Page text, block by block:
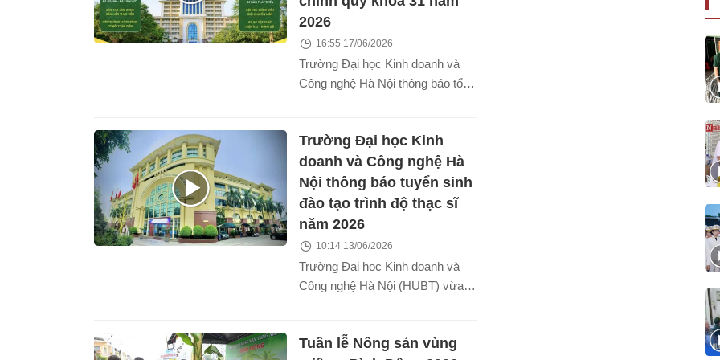
hội học tập, nghiên cứu chuyên
2026
16:55 17/06/2026
Trường Đại học Kinh doanh và
Công nghệ Hà Nội thông báo tổ
nội dung như sau:
Trường Đại học Kinh
doanh và Công nghệ Hà
Nội thông báo tuyển sinh
đào tạo trình độ thạc sĩ
năm 2026
10:14 13/06/2026
Trường Đại học Kinh doanh và
Công nghệ Hà Nội (HUBT) vừa
tổng chỉ tiêu 550 học viên ở 7
Tuần lễ Nông sản vùng